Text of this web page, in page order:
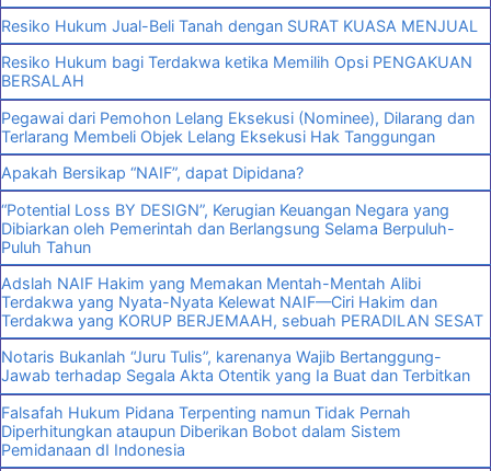
Resiko Hukum Jual-Beli Tanah dengan SURAT KUASA MENJUAL
Resiko Hukum bagi Terdakwa ketika Memilih Opsi PENGAKUAN
BERSALAH
Pegawai dari Pemohon Lelang Eksekusi (Nominee), Dilarang dan
Terlarang Membeli Objek Lelang Eksekusi Hak Tanggungan
Apakah Bersikap “NAIF”, dapat Dipidana?
“Potential Loss BY DESIGN”, Kerugian Keuangan Negara yang
Dibiarkan oleh Pemerintah dan Berlangsung Selama Berpuluh-
Puluh Tahun
Adslah NAIF Hakim yang Memakan Mentah-Mentah Alibi
Terdakwa yang Nyata-Nyata Kelewat NAIF—Ciri Hakim dan
Terdakwa yang KORUP BERJEMAAH, sebuah PERADILAN SESAT
Notaris Bukanlah “Juru Tulis”, karenanya Wajib Bertanggung-
Jawab terhadap Segala Akta Otentik yang Ia Buat dan Terbitkan
Falsafah Hukum Pidana Terpenting namun Tidak Pernah
Diperhitungkan ataupun Diberikan Bobot dalam Sistem
Pemidanaan dI Indonesia